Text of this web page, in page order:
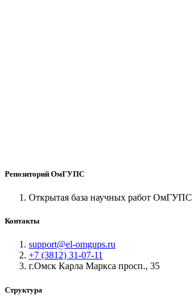
Репозиторий ОмГУПС
Открытая база научных работ ОмГУПС
Контакты
support@el-omgups.ru
+7 (3812) 31-07-11
г.Омск Карла Маркса просп., 35
Структура